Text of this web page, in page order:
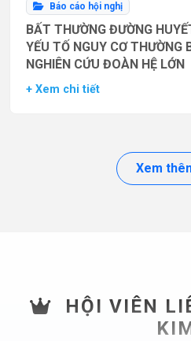
Báo cáo hội nghị
BẤT THƯỜNG ĐƯỜNG
YẾU TỐ NGUY CƠ THƯỜNG
NGHIÊN CỨU ĐOÀN HỆ LỚN
+ Xem chi tiết
Xem
HỘI VIÊN